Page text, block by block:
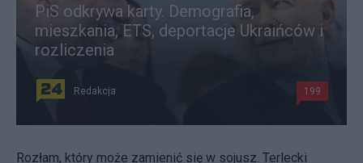
PiS odkrywa karty. Demografia,
mieszkania, ETS, deportacje Ukraińców i
rozliczenia
Redakcja 199
Rozłam, który może zamienić się w sojusz. Terlecki